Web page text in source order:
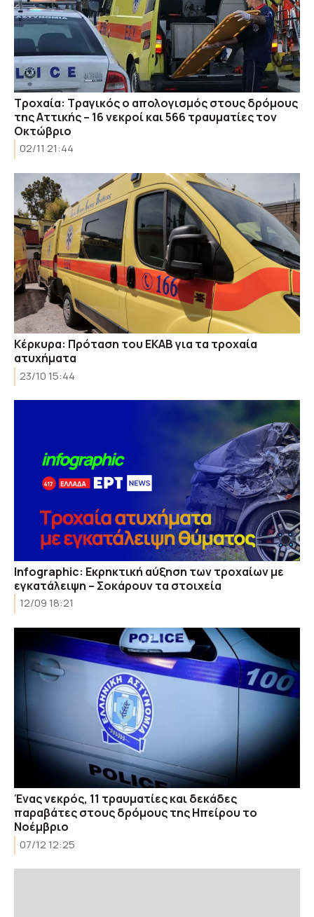
Τροχαία: Τραγικός ο απολογισμός στους δρόμους
της Αττικής – 16 νεκροί και 566 τραυματίες τον
Οκτώβριο
02/11 21:44
Κέρκυρα: Πρόταση του ΕΚΑΒ για τα τροχαία
ατυχήματα
23/10 15:44
Infographic: Εκρηκτική αύξηση των τροχαίων με
εγκατάλειψη – Σοκάρουν τα στοιχεία
12/09 18:21
Ένας νεκρός, 11 τραυματίες και δεκάδες
παραβάτες στους δρόμους της Ηπείρου το
Νοέμβριο
07/12 12:25